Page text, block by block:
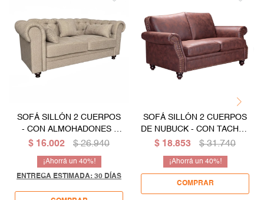
SOFÁ SILLÓN 2 CUERPOS
- CON ALMOHADONES -
COLOR CREMA
$ 16.002 $ 26.940
40
ENTREGA ESTIMADA: 30 DÍAS
SOFÁ SILLÓN 2 CUERPOS
DE NUBUCK - CON TACHAS
- CHOCOLATE
$ 18.853 $ 31.740
40